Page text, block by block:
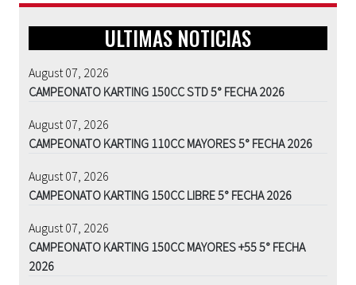
ULTIMAS NOTICIAS
August 07, 2026
CAMPEONATO KARTING 150CC STD 5° FECHA 2026
August 07, 2026
CAMPEONATO KARTING 110CC MAYORES 5° FECHA 2026
August 07, 2026
CAMPEONATO KARTING 150CC LIBRE 5° FECHA 2026
August 07, 2026
CAMPEONATO KARTING 150CC MAYORES +55 5° FECHA
2026